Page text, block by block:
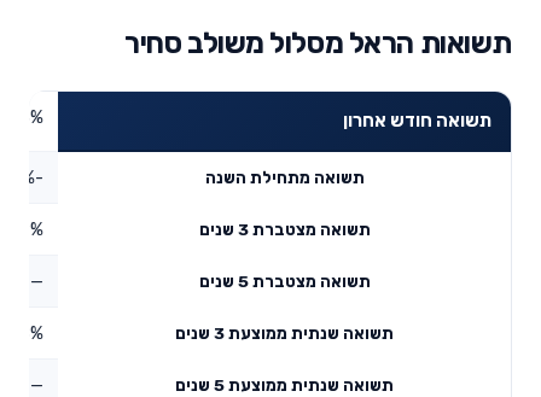
תשואות הראל מסלול משולב סחיר
תשואה חודש אחרון
תשואה מתחילת השנה -0.78%
תשואה מצטברת 3 שנים
תשואה מצטברת 5 שנים —
תשואה שנתית ממוצעת 3 שנים
תשואה שנתית ממוצעת 5 שנים —